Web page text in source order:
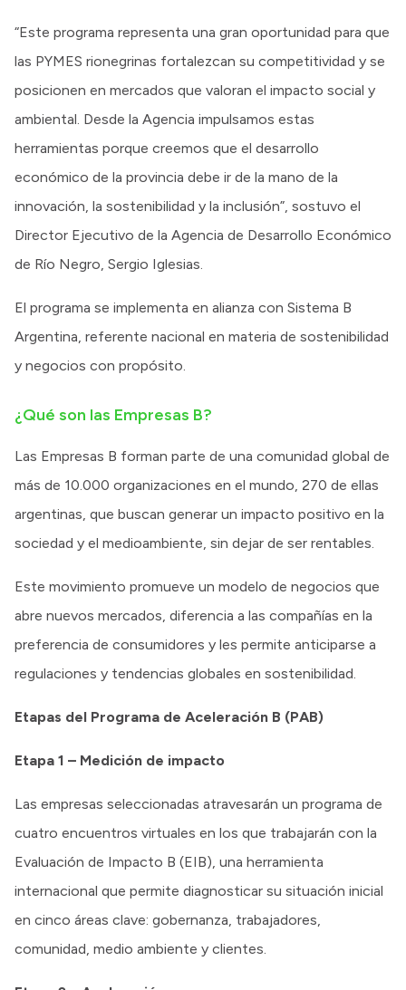
“Este programa representa una gran oportunidad para que
las PYMES rionegrinas fortalezcan su competitividad y se
posicionen en mercados que valoran el impacto social y
ambiental. Desde la Agencia impulsamos estas
herramientas porque creemos que el desarrollo
económico de la provincia debe ir de la mano de la
innovación, la sostenibilidad y la inclusión”, sostuvo el
Director Ejecutivo de la Agencia de Desarrollo Económico
de Río Negro, Sergio Iglesias.
El programa se implementa en alianza con Sistema B
Argentina, referente nacional en materia de sostenibilidad
y negocios con propósito.
¿Qué son las Empresas B?
Las Empresas B forman parte de una comunidad global de
más de 10.000 organizaciones en el mundo, 270 de ellas
argentinas, que buscan generar un impacto positivo en la
sociedad y el medioambiente, sin dejar de ser rentables.
Este movimiento promueve un modelo de negocios que
abre nuevos mercados, diferencia a las compañías en la
preferencia de consumidores y les permite anticiparse a
regulaciones y tendencias globales en sostenibilidad.
Etapas del Programa de Aceleración B (PAB)
Etapa 1 – Medición de impacto
Las empresas seleccionadas atravesarán un programa de
cuatro encuentros virtuales en los que trabajarán con la
Evaluación de Impacto B (EIB), una herramienta
internacional que permite diagnosticar su situación inicial
en cinco áreas clave: gobernanza, trabajadores,
comunidad, medio ambiente y clientes.